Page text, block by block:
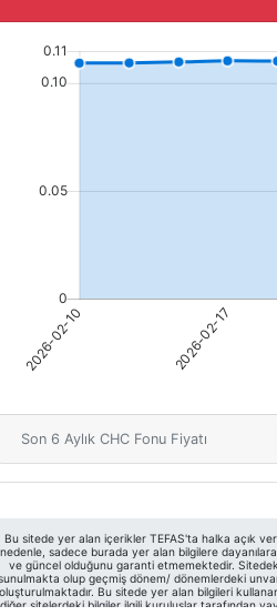
Son 6 Aylık CHC Fonu Fiyatı
Bu sitede yer alan içerikler TEFAS'ta halka açık
nedenle, sadece burada yer alan bilgilere
ve güncel olduğunu garanti etmemektedir.
olup geçmiş dönem/ dönemlerdeki
oluşturulmaktadır. Bu sitede yer alan bilgileri
diğer sitelerdeki bilgiler ilgili kuruluşlar tarafından